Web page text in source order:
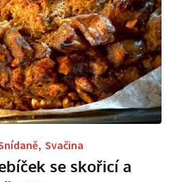
, Svačina
se skořicí a